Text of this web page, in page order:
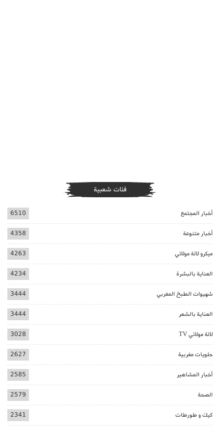
فئات شعبية
أخبار المجتمع 6510
أخبار متنوعة 4358
ميكرو لالة مولاتي 4263
العناية بالبشرة 4234
شهيوات الطبخ المغربي 3444
العناية بالشعر 3444
لالة مولاتي TV 3028
حلويات مغربية 2627
أخبار المشاهير 2585
الصحة 2579
كيك و طورطات 2341